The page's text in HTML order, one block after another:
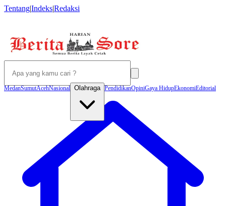
Tentang|Indeks|Redaksi
MedanSumutAcehNasional Olahraga PendidikanOpiniGaya HidupEkonomiEditorial